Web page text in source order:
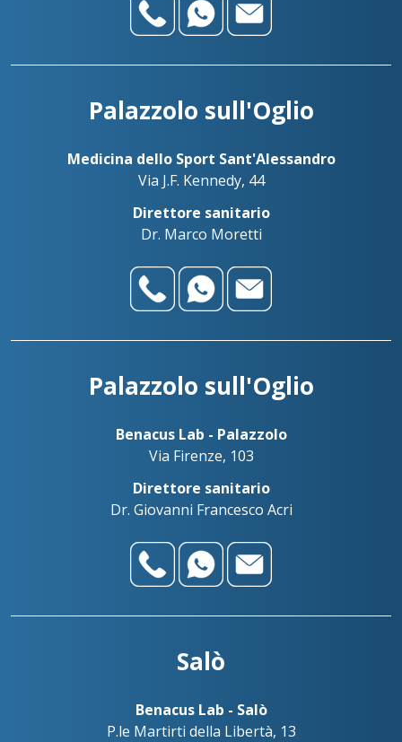
Palazzolo sull'Oglio
Medicina dello Sport Sant'Alessandro
Via J.F. Kennedy, 44
Direttore sanitario
Dr. Marco Moretti
Palazzolo sull'Oglio
Benacus Lab - Palazzolo
Via Firenze, 103
Direttore sanitario
Dr. Giovanni Francesco Acri
Salò
Benacus Lab - Salò
P.le Martirti della Libertà, 13